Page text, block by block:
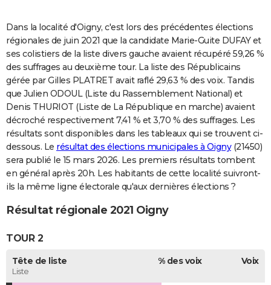
COPAINS D'AVANT
S'inscrire
Se connecter
Lycées
Collèges
Primaires
Universités
Entreprises
Service militaire
Avis de recherche
AVIS DE DÉCÈS
FORUM
Bricolage
Lifestyle
Culture
Sport
Auto
Television
Voyage
Cinema
Dans la localité d'Oigny, c'est lors des précédentes élections
régionales de juin 2021 que la candidate Marie-Guite DUFAY et
ses colistiers de la liste divers gauche avaient récupéré 59,26 %
des suffrages au deuxième tour. La liste des Républicains
gérée par Gilles PLATRET avait raflé 29,63 % des voix. Tandis
que Julien ODOUL (Liste du Rassemblement National) et
Denis THURIOT (Liste de La République en marche) avaient
décroché respectivement 7,41 % et 3,70 % des suffrages. Les
résultats sont disponibles dans les tableaux qui se trouvent ci-
dessous. Le résultat des élections municipales à Oigny(21450)
sera publié le 15 mars 2026. Les premiers résultats tombent
en général après 20h. Les habitants de cette localité suivront-
ils la même ligne électorale qu'aux dernières élections ?
Résultat régionale 2021 Oigny
TOUR 2
Tête de liste
Liste
% des voix Voix